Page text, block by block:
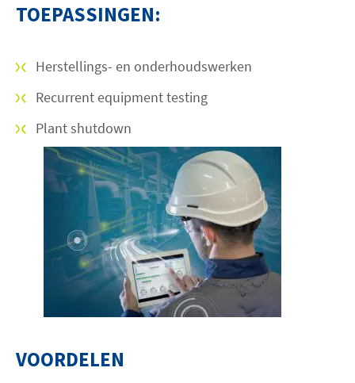
TOEPASSINGEN:
Herstellings- en onderhoudswerken
Recurrent equipment testing
Plant shutdown
VOORDELEN